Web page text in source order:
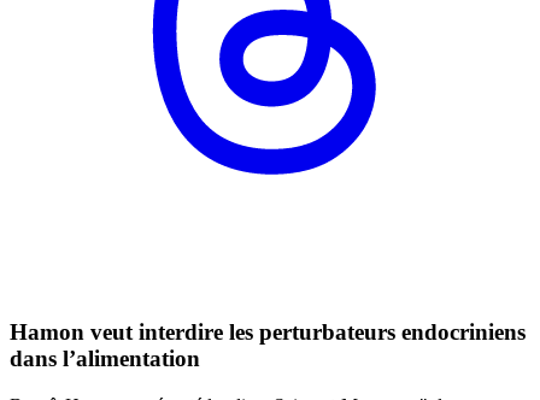
Hamon veut interdire les perturbateurs endocriniens
dans l’alimentation